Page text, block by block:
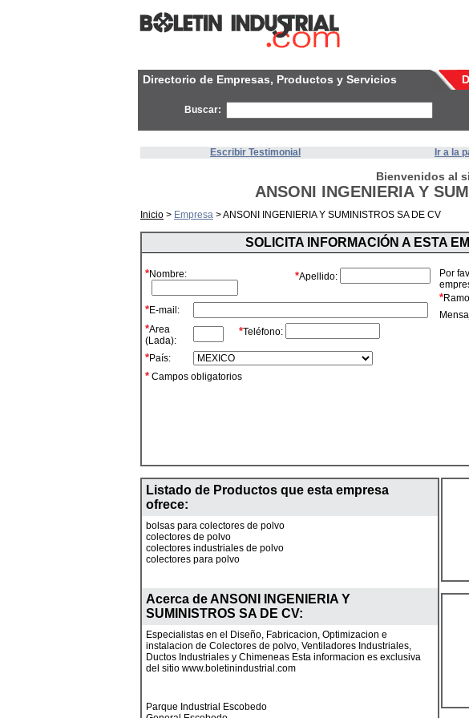
Directorio de Empresas, Productos y Servicios
Buscar:
Escribir Testimonial
Ir a la
Bienvenidos al
ANSONI INGENIERIA Y
Inicio > Empresa > ANSONI INGENIERIA Y SUMINISTROS SA DE CV
SOLICITA INFORMACIÓN A ESTA
*Nombre: *Apellido:
*E-mail:
*Area
(Lada):
*Teléfono:
*País:
* Campos obligatorios
Por
*
Listado de Productos que esta empresa
ofrece:
bolsas para colectores de polvo
colectores de polvo
colectores industriales de polvo
colectores para polvo
Acerca de ANSONI INGENIERIA Y
SUMINISTROS SA DE CV:
Especialistas en el Diseño, Fabricacion, Optimizacion e
instalacion de Colectores de polvo, Ventiladores Industriales,
Ductos Industriales y Chimeneas Esta informacion es exclusiva
del sitio www.boletinindustrial.com
Parque Industrial Escobedo